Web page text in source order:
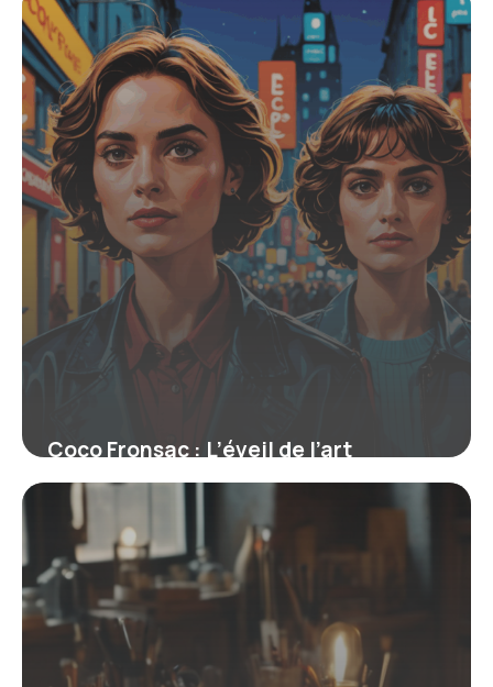
décennie de l’artiste
6 juin 2026
Coco Fronsac : L’éveil de l’art
contemporain à la galerie parisienne
8 septembre 2025